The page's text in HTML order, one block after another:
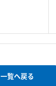
一覧へ戻る